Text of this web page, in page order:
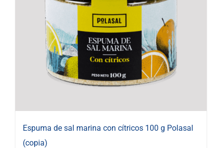
Espuma de sal marina con cítricos 100 g Polasal
(copia)